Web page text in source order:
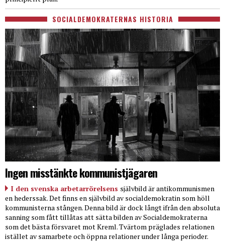
SOCIALDEMOKRATERNAS HISTORIA
Ingen misstänkte kommunistjägaren
I den svenska arbetarrörelsens självbild är antikommunismen
en hederssak. Det finns en självbild av socialdemokratin som höll
kommunisterna stången. Denna bild är dock långt ifrån den absoluta
sanning som fått tillåtas att sätta bilden av Socialdemokraterna
som det bästa försvaret mot Kreml. Tvärtom präglades relationen
istället av samarbete och öppna relationer under långa perioder.